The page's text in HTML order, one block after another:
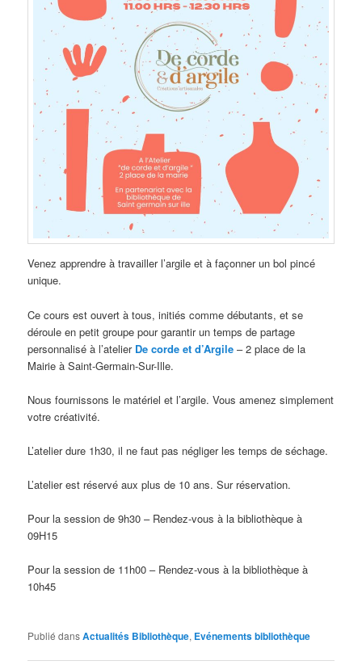
Venez apprendre à travailler l’argile et à façonner un bol pincé
unique.
Ce cours est ouvert à tous, initiés comme débutants, et se
déroule en petit groupe pour garantir un temps de partage
personnalisé à l’atelier De corde et d’Argile – 2 place de la
Mairie à Saint-Germain-Sur-Ille.
Nous fournissons le matériel et l’argile. Vous amenez simplement
votre créativité.
L’atelier dure 1h30, il ne faut pas négliger les temps de séchage.
L’atelier est réservé aux plus de 10 ans. Sur réservation.
Pour la session de 9h30 – Rendez-vous à la bibliothèque à
09H15
Pour la session de 11h00 – Rendez-vous à la bibliothèque à
10h45
Publié dansActualités Bibliothèque, Evénements bibliothèque